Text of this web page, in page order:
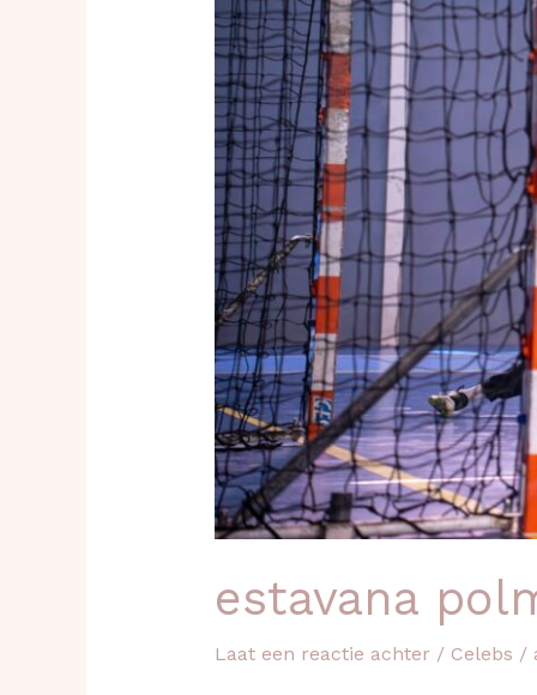
estavana
Laat een reactie achter / Celebs /